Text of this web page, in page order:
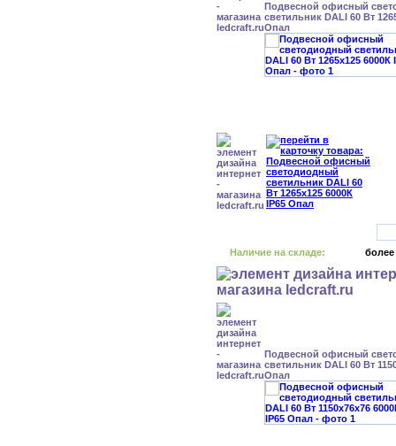
Подвесной офисный
светильник DALI 60 Вт
Опал
Наличие на складе: более
Подвесной офисный
светильник DALI 60 Вт
Опал